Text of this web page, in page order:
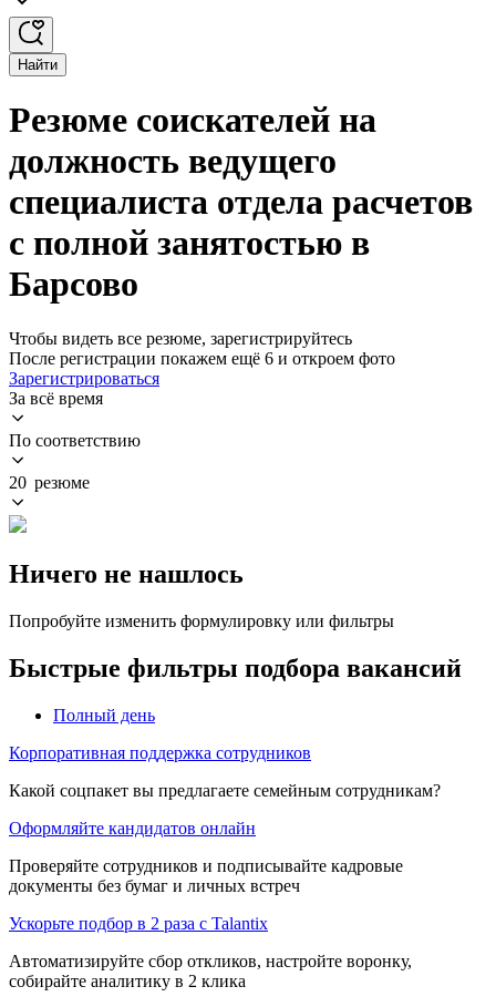
Найти
Резюме соискателей на
должность ведущего
специалиста отдела расчетов
с полной занятостью в
Барсово
Чтобы видеть все резюме, зарегистрируйтесь
После регистрации покажем ещё 6 и откроем фото
Зарегистрироваться
За всё время
По соответствию
20 резюме
Ничего не нашлось
Попробуйте изменить формулировку или фильтры
Быстрые фильтры подбора вакансий
Полный день
Корпоративная поддержка сотрудников
Какой соцпакет вы предлагаете семейным сотрудникам?
Оформляйте кандидатов онлайн
Проверяйте сотрудников и подписывайте кадровые
документы без бумаг и личных встреч
Ускорьте подбор в 2 раза с Talantix
Автоматизируйте сбор откликов, настройте воронку,
собирайте аналитику в 2 клика